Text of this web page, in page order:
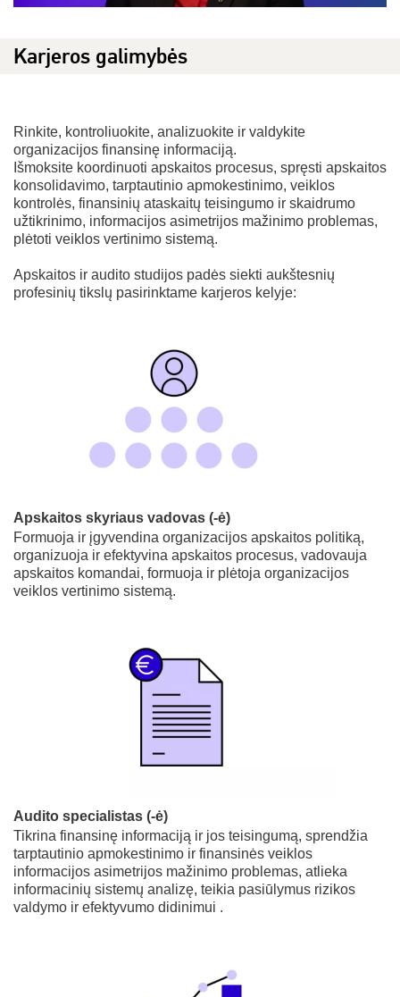
Karjeros galimybės
Rinkite, kontroliuokite, analizuokite ir valdykite
organizacijos finansinę informaciją.
Išmoksite koordinuoti apskaitos procesus, spręsti apskaitos
konsolidavimo, tarptautinio apmokestinimo, veiklos
kontrolės, finansinių ataskaitų teisingumo ir skaidrumo
užtikrinimo, informacijos asimetrijos mažinimo problemas,
plėtoti veiklos vertinimo sistemą.
Apskaitos ir audito studijos padės siekti aukštesnių
profesinių tikslų pasirinktame karjeros kelyje:
Apskaitos skyriaus vadovas (-ė)
Formuoja ir įgyvendina organizacijos apskaitos politiką,
organizuoja ir efektyvina apskaitos procesus, vadovauja
apskaitos komandai, formuoja ir plėtoja organizacijos
veiklos vertinimo sistemą.
Audito specialistas (-ė)
Tikrina finansinę informaciją ir jos teisingumą, sprendžia
tarptautinio apmokestinimo ir finansinės veiklos
informacijos asimetrijos mažinimo problemas, atlieka
informacinių sistemų analizę, teikia pasiūlymus rizikos
valdymo ir efektyvumo didinimui .